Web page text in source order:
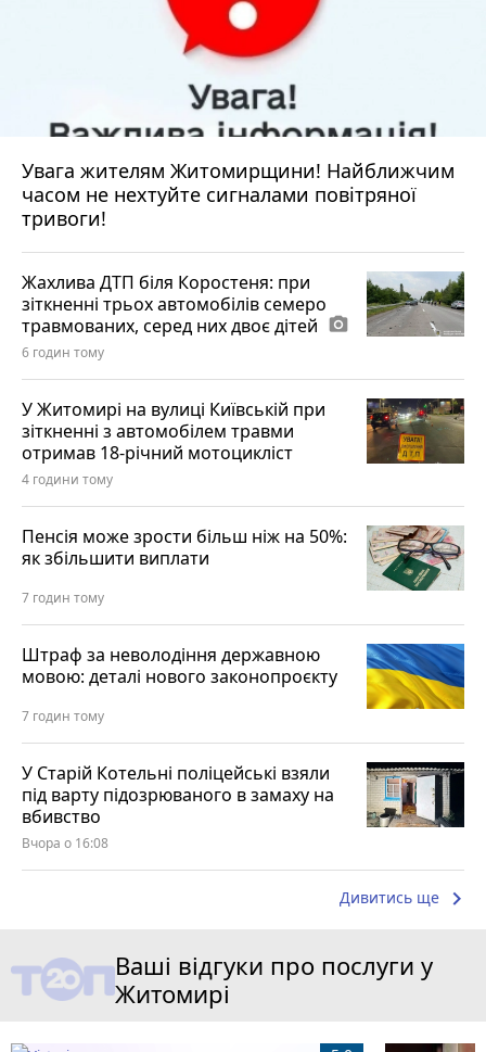
Увага жителям Житомирщини! Найближчим
часом не нехтуйте сигналами повітряної
тривоги!
Жахлива ДТП біля Коростеня: при
зіткненні трьох автомобілів семеро
травмованих, серед них двоє дітей photo_camera
6 годин тому
У Житомирі на вулиці Київській при
зіткненні з автомобілем травми
отримав 18-річний мотоцикліст
4 години тому
Пенсія може зрости більш ніж на 50%:
як збільшити виплати
7 годин тому
Штраф за неволодіння державною
мовою: деталі нового законопроєкту
7 годин тому
У Старій Котельні поліцейські взяли
під варту підозрюваного в замаху на
вбивство
Вчора о 16:08
Дивитись ще keyboard_arrow_right
Ваші відгуки про послуги у
Житомирі